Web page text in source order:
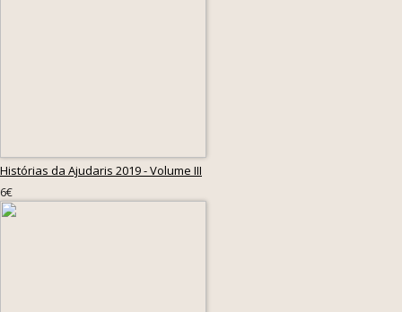
Histórias da Ajudaris 2019 - Volume III
6€